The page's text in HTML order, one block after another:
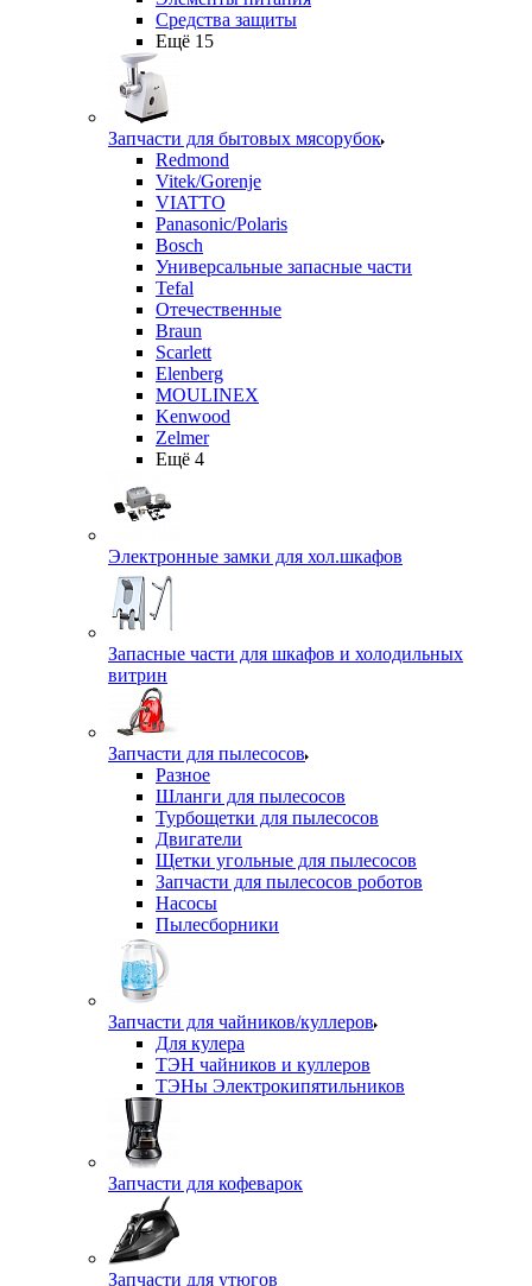
Средства защиты
Ещё 15
Запчасти для бытовых мясорубок
Redmond
Vitek/Gorenje
VIATTO
Panasonic/Polaris
Bosch
Универсальные запасные части
Tefal
Отечественные
Braun
Scarlett
Elenberg
MOULINEX
Kenwood
Zelmer
Ещё 4
Электронные замки для хол.шкафов
Запасные части для шкафов и холодильных
витрин
Запчасти для пылесосов
Разное
Шланги для пылесосов
Турбощетки для пылесосов
Двигатели
Щетки угольные для пылесосов
Запчасти для пылесосов роботов
Насосы
Пылесборники
Запчасти для чайников/куллеров
Для кулера
ТЭН чайников и куллеров
ТЭНы Электрокипятильников
Запчасти для кофеварок
Запчасти для утюгов